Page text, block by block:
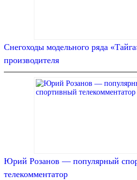
Снегоходы модельного ряда
производителя
Юрий Розанов — популярный
телекомментатор